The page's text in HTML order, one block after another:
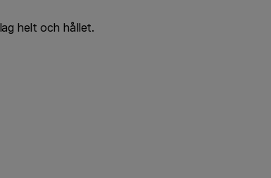
helt och hållet.